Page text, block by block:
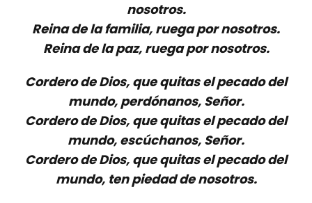
nosotros.
Reina de la familia, ruega por nosotros.
Reina de la paz, ruega por nosotros.
Cordero de Dios, que quitas el pecado del
mundo, perdónanos, Señor.
Cordero de Dios, que quitas el pecado del
mundo, escúchanos, Señor.
Cordero de Dios, que quitas el pecado del
mundo, ten piedad de nosotros.